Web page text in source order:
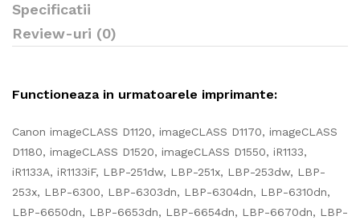
Specificatii
Review-uri (0)
Functioneaza in urmatoarele imprimante:
Canon imageCLASS D1120, imageCLASS D1170, imageCLASS
D1180, imageCLASS D1520, imageCLASS D1550, iR1133,
iR1133A, iR1133iF, LBP-251dw, LBP-251x, LBP-253dw, LBP-
253x, LBP-6300, LBP-6303dn, LBP-6304dn, LBP-6310dn,
LBP-6650dn, LBP-6653dn, LBP-6654dn, LBP-6670dn, LBP-